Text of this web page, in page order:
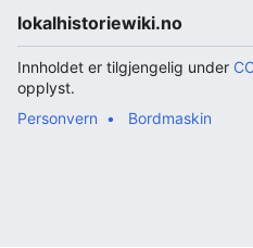
lokalhistoriewiki.no
Innholdet er tilgjengelig under
opplyst.
Personvern
Bordmaskin